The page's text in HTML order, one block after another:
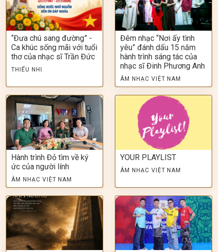
“Đưa chú sang đường” -
Ca khúc sống mãi với tuổi
thơ của nhạc sĩ Trần Đức
THIẾU NHI
Đêm nhạc “Nơi ấy tình
yêu” đánh dấu 15 năm
hành trình sáng tác của
nhạc sĩ Đinh Phương Anh
ÂM NHẠC VIỆT NAM
Hành trình Đỏ tìm về ký
ức của người lính
ÂM NHẠC VIỆT NAM
YOUR PLAYLIST
ÂM NHẠC VIỆT NAM